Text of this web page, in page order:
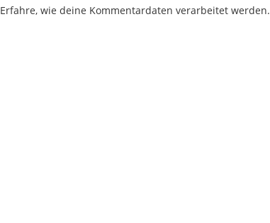
Erfahre, wie deine Kommentardaten verarbeitet werden.